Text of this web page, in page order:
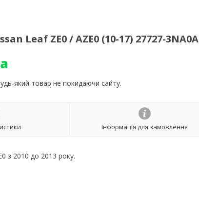
Leaf ZE0 / AZE0 (10-17) 27727-3NA0A
який товар не покидаючи сайту.
Інформація для замовлення
з 2010 до 2013 року.